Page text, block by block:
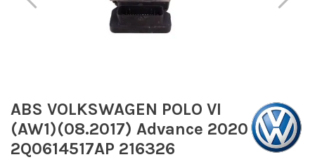
ABS VOLKSWAGEN POLO VI
(AW1)(08.2017) Advance 2020
2Q0614517AP 216326